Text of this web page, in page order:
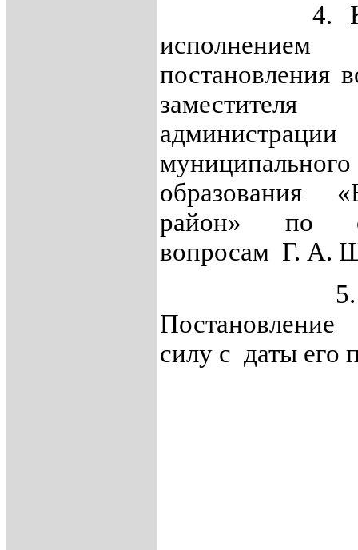
4.
постановления
администрации
муниципального
образования
район» по
вопросам Г. А.
5.
силу с даты его